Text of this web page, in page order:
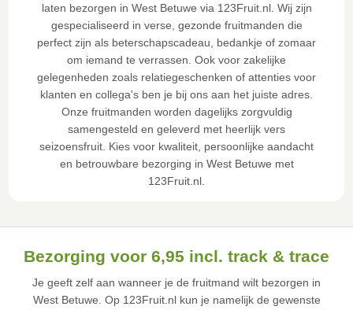
laten bezorgen in West Betuwe via 123Fruit.nl. Wij zijn
gespecialiseerd in verse, gezonde fruitmanden die
perfect zijn als beterschapscadeau, bedankje of zomaar
om iemand te verrassen. Ook voor zakelijke
gelegenheden zoals relatiegeschenken of attenties voor
klanten en collega's ben je bij ons aan het juiste adres.
Onze fruitmanden worden dagelijks zorgvuldig
samengesteld en geleverd met heerlijk vers
seizoensfruit. Kies voor kwaliteit, persoonlijke aandacht
en betrouwbare bezorging in West Betuwe met
123Fruit.nl.
Bezorging voor 6,95 incl. track & trace
Je geeft zelf aan wanneer je de fruitmand wilt bezorgen in
West Betuwe. Op 123Fruit.nl kun je namelijk de gewenste